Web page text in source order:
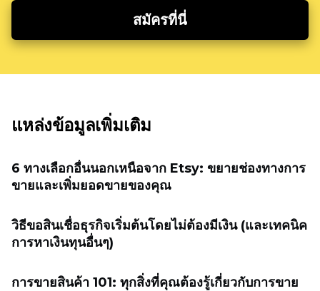
สมัครที่นี่
แหล่งข้อมูลเพิ่มเติม
6 ทางเลือกอื่นนอกเหนือจาก Etsy: ขยายช่องทางการ
ขายและเพิ่มยอดขายของคุณ
วิธีขอสินเชื่อธุรกิจเริ่มต้นโดยไม่ต้องมีเงิน (และเทคนิค
การหาเงินทุนอื่นๆ)
การขายสินค้า 101: ทุกสิ่งที่คุณต้องรู้เกี่ยวกับการขาย